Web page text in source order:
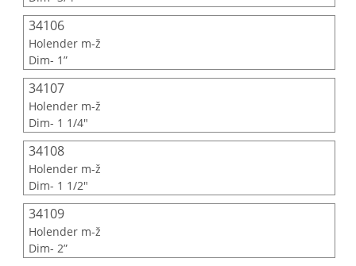
34106
Holender m-ž
Dim- 1”
34107
Holender m-ž
Dim- 1 1/4"
34108
Holender m-ž
Dim- 1 1/2"
34109
Holender m-ž
Dim- 2”